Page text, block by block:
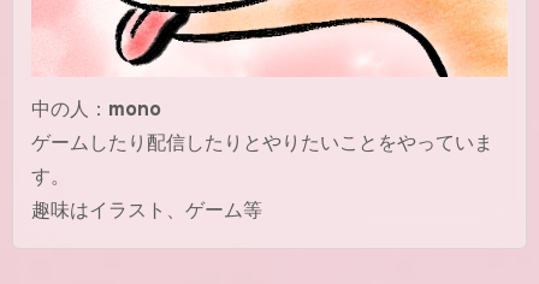
中の人： mono
ゲームしたり配信したりとやりたいことをやっていま
す。
趣味はイラスト、ゲーム等